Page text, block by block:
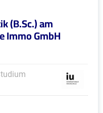
(B.Sc.) am
Immo GmbH